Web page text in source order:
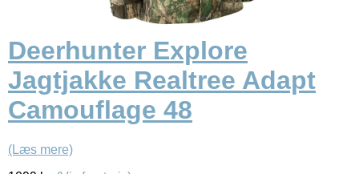
Deerhunter Explore
Jagtjakke Realtree Adapt
Camouflage 48
(Læs mere)